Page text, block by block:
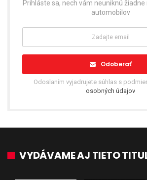
Prihláste sa, nech vám neuniknú
automobilov
Odoberať
Odoslaním vyjadrujete súhlas s
osobných údajov
VYDÁVAME AJ TIETO